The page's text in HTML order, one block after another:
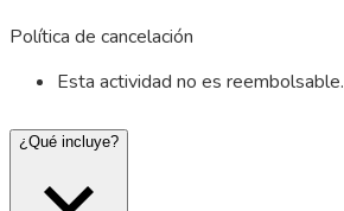
Política de cancelación
Esta actividad no es reembolsable.
¿Qué incluye?